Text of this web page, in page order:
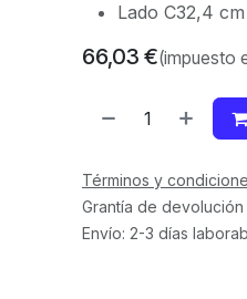
Lado C32,4 cm
66,03 €(impuesto
Términos y
Grantía de
Envío: 2-3 días